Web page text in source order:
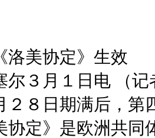
美协定》生效
尔３月１日电 （
２８日期满后，第
协定》是欧洲共同